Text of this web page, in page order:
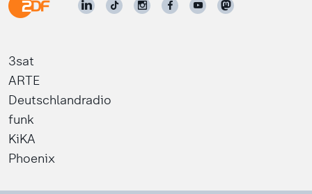
3sat
ARTE
Deutschlandradio
funk
KiKA
Phoenix